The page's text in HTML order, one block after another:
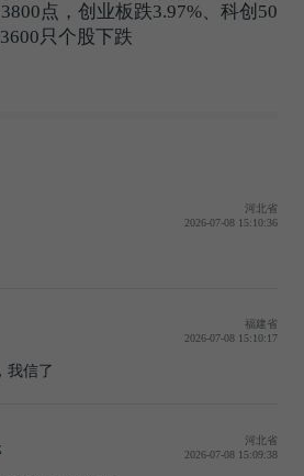
点，创业板跌3.97%、科创50
只个股下跌
河北省
2026-07-08 15:10:36
福建省
2026-07-08 15:10:17
我信了
河北省
2026-07-08 15:09:38